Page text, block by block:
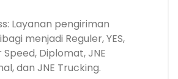
Layanan pengiriman
menjadi Reguler, YES,
Speed, Diplomat, JNE
dan JNE Trucking.